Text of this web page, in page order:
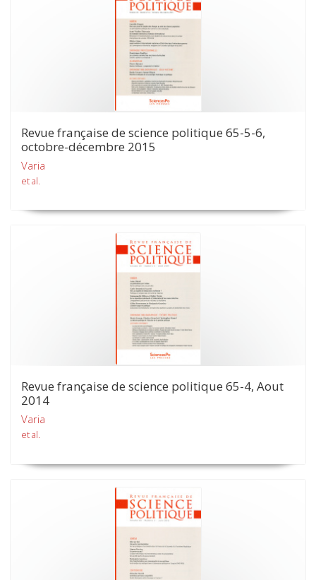
Revue française de science politique 65-5-6,
octobre-décembre 2015
Varia
et al.
Revue française de science politique 65-4, Aout
2014
Varia
et al.